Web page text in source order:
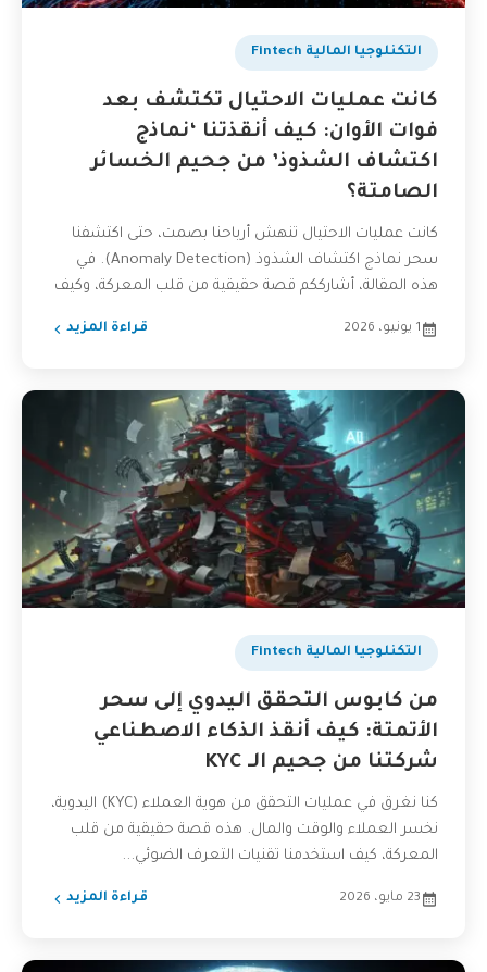
التكنلوجيا المالية Fintech
كانت عمليات الاحتيال تكتشف بعد
فوات الأوان: كيف أنقذتنا ‘نماذج
اكتشاف الشذوذ’ من جحيم الخسائر
الصامتة؟
كانت عمليات الاحتيال تنهش أرباحنا بصمت، حتى اكتشفنا
سحر نماذج اكتشاف الشذوذ (Anomaly Detection). في
هذه المقالة، أشارككم قصة حقيقية من قلب المعركة، وكيف
1 يونيو، 2026 قراءة المزيد
التكنلوجيا المالية Fintech
من كابوس التحقق اليدوي إلى سحر
الأتمتة: كيف أنقذ الذكاء الاصطناعي
شركتنا من جحيم الـ KYC
كنا نغرق في عمليات التحقق من هوية العملاء (KYC) اليدوية،
نخسر العملاء والوقت والمال. هذه قصة حقيقية من قلب
المعركة، كيف استخدمنا تقنيات التعرف الضوئي...
23 مايو، 2026 قراءة المزيد